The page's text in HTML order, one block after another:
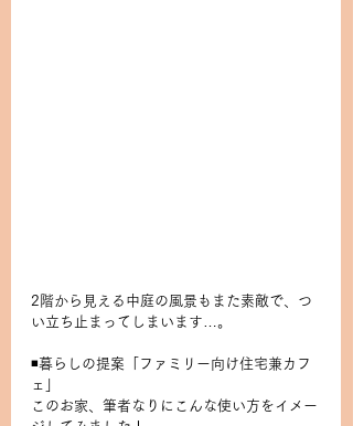
2階から見える中庭の風景もまた素敵で、つ
い立ち止まってしまいます…。
◾️暮らしの提案「ファミリー向け住宅兼カフ
ェ」
このお家、筆者なりにこんな使い方をイメー